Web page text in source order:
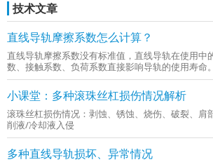
技术文章
直线导轨摩擦系数怎么计算？
直线导轨摩擦系数没有标准值，直线导轨在使用中
数、接触系数、负荷系数直接影响导轨的使用寿命
上的负荷时,首先要求出计算寿命时所需的平均负
所需的最大负荷。特别在起动停止很剧烈、或有切
因...
小课堂：多种滚珠丝杠损伤情况解析
滚珠丝杠损伤情况：剥蚀、锈蚀、烧伤、破裂、肩
削液/冷却液入侵
多种直线导轨损坏、异常情况